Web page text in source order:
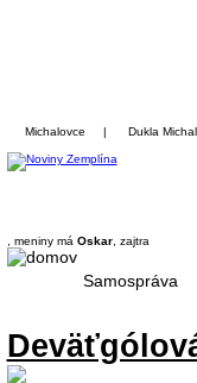
Michalovce | Dukla
, meniny má Oskar, zajtra
Samospráva